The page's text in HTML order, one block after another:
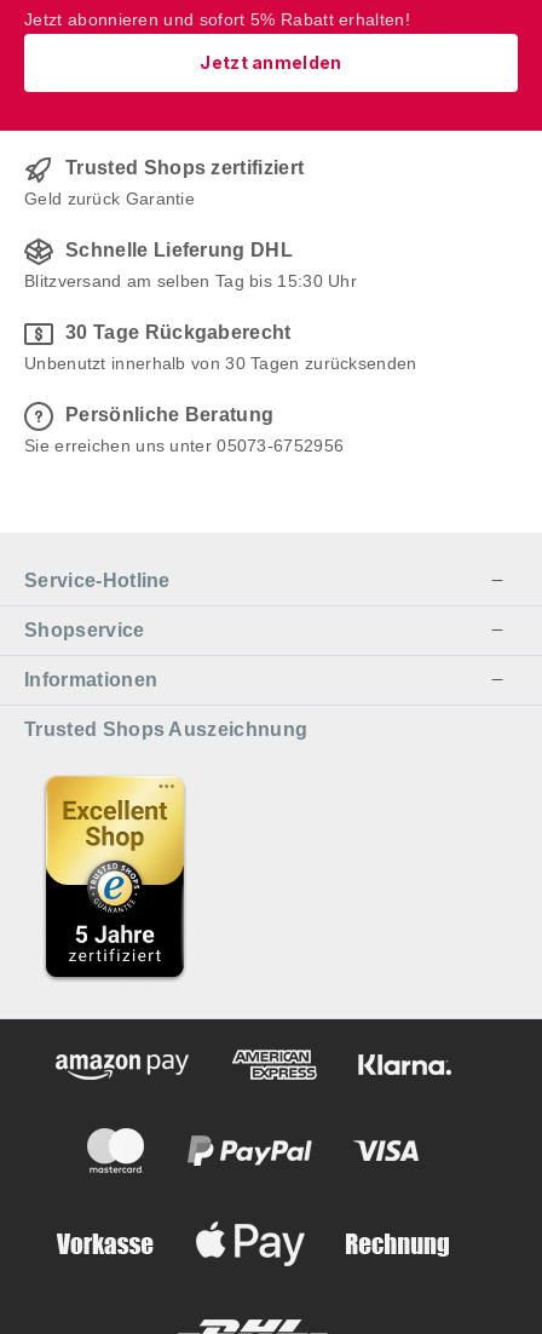
Jetzt abonnieren und sofort 5% Rabatt erhalten!
Jetzt anmelden
Trusted Shops zertifiziert
Geld zurück Garantie
Schnelle Lieferung DHL
Blitzversand am selben Tag bis 15:30 Uhr
30 Tage Rückgaberecht
Unbenutzt innerhalb von 30 Tagen zurücksenden
Persönliche Beratung
Sie erreichen uns unter 05073-6752956
Service-Hotline
Shopservice
Informationen
Trusted Shops Auszeichnung